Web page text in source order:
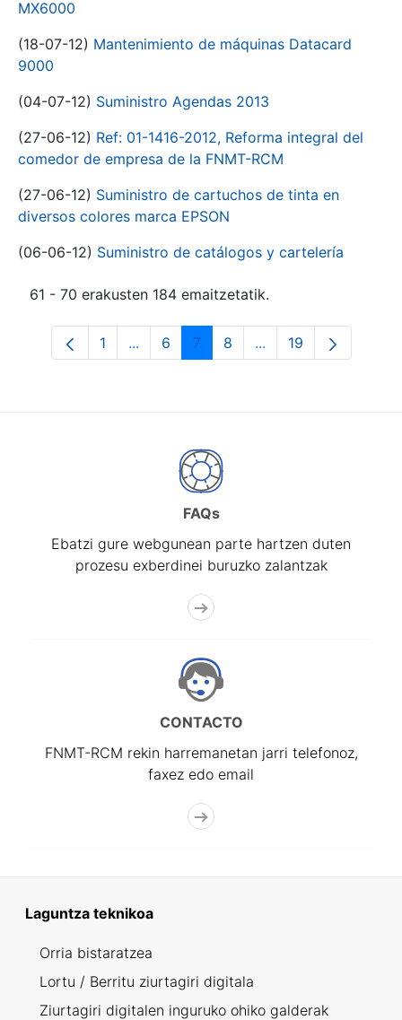
MX6000
(18-07-12) Mantenimiento de máquinas Datacard
9000
(04-07-12) Suministro Agendas 2013
(27-06-12) Ref: 01-1416-2012, Reforma integral del
comedor de empresa de la FNMT-RCM
(27-06-12) Suministro de cartuchos de tinta en
diversos colores marca EPSON
(06-06-12) Suministro de catálogos y cartelería
61 - 70 erakusten 184 emaitzetatik.
Orrialdea
1 ...Intermediate Pages Use TAB to
Orrialdea
6 Orrialdea
7 Orrialdea
8 ...Intermediate Pages
Orrialdea
19
FAQs
Ebatzi gure webgunean parte hartzen duten
prozesu exberdinei buruzko zalantzak
CONTACTO
FNMT-RCM rekin harremanetan jarri telefonoz,
faxez edo email
Laguntza teknikoa
Orria bistaratzea
Lortu / Berritu ziurtagiri digitala
Ziurtagiri digitalen inguruko ohiko galderak